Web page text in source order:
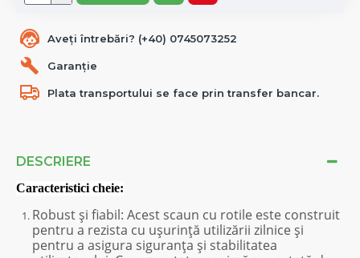
DESCRIERE
Caracteristici cheie:
Robust și fiabil: Acest scaun cu rotile este construit
pentru a rezista cu ușurință utilizării zilnice și
pentru a asigura siguranța și stabilitatea
Aveți întrebări? (+40) 0745073252
Garanție
Plata transportului se face prin transfer bancar.